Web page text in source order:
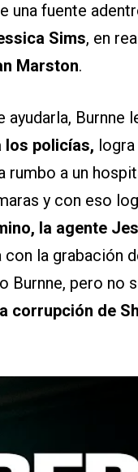
una fuente
Sims, en
Marston.
Burnne
los policías,
rumbo a un
y con eso
la agente
la grabación
pero no
corrupción de